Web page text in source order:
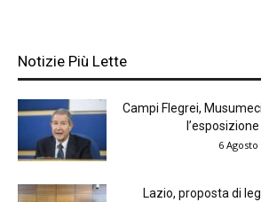
Notizie Più Lette
Campi Flegrei,
6 Agosto
Lazio, proposta di